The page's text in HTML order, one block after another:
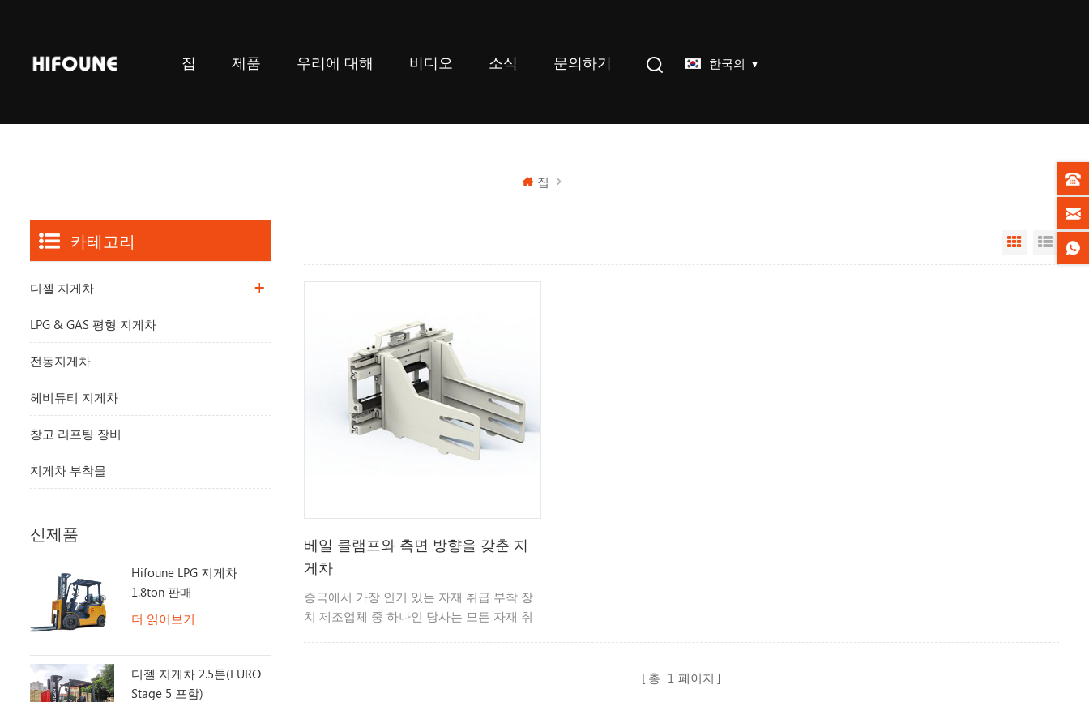
집 제품 우리에 대해 비디오 소식 문의하기 한국의
집
Grid View
List
베일 클램프와 측면 방향을 갖춘 지
게차
중국에서 가장 인기 있는 자재 취급 부착 장
치 제조업체 중 하나인 당사는 모든 자재 취
총 1 페이지
카테고리
디젤 지게차
LPG & GAS 평형 지게차
전동지게차
헤비듀티 지게차
창고 리프팅 장비
지게차 부착물
신제품
Hifoune LPG 지게차
1.8ton 판매
더 읽어보기
디젤 지게차 2.5톤(EURO
Stage 5 포함)